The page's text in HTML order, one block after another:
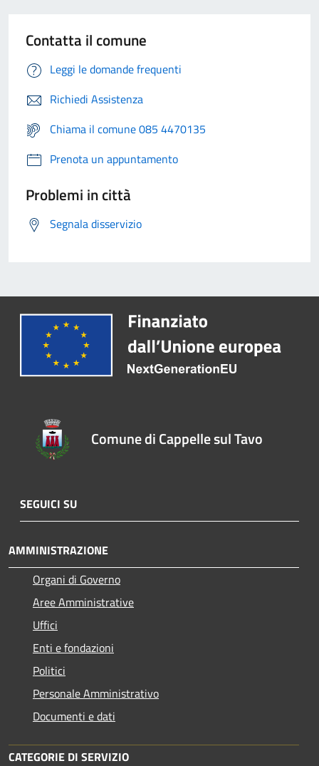
Contatta il comune
Leggi le domande frequenti
Richiedi Assistenza
Chiama il comune 085 4470135
Prenota un appuntamento
Problemi in città
Segnala disservizio
Comune di Cappelle sul Tavo
SEGUICI SU
AMMINISTRAZIONE
Organi di Governo
Aree Amministrative
Uffici
Enti e fondazioni
Politici
Personale Amministrativo
Documenti e dati
CATEGORIE DI SERVIZIO